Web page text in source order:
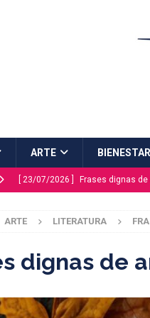
ARTE BIENESTAR
[ 23/07/2026 ] Frases dignas
ESCAPADAS
[ 16/07/2026 ] Málaga Capital
[ 03/07/2026 ]
[ 27/07/2026 ] PINTURA: Maral
ARTE LITERATURA
dignas de